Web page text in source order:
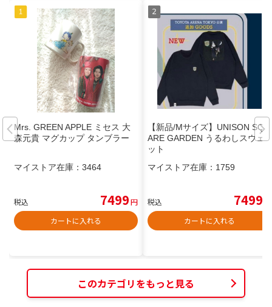
Mrs. GREEN APPLE ミセス 大
森元貴 マグカップ タンブラー
マイストア在庫： 3464
税込 7499円
カートに入れる
【新品/Mサイズ】UNISON SQU
ARE GARDEN うるわしスウェ
ット
マイストア在庫： 1759
税込 7499
カートに入れる
このカテゴリをもっと見る